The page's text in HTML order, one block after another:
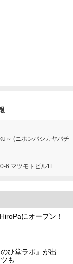
～ (ニホンバシカヤバチ
6 マツモトビル1F
にオープン！
ひ堂ラボ』が出
も